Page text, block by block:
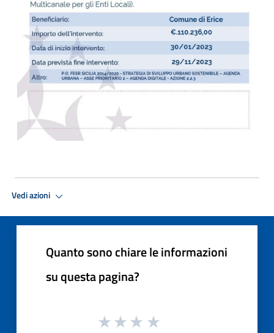
Vedi azioni
Quanto sono chiare le informazioni
su questa pagina?